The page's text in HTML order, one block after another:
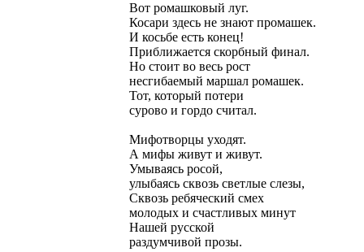
Вот ромашковый луг.
Косари здесь не знают промашек.
И косьбе есть конец!
Приближается скорбный финал.
Но стоит во весь рост
несгибаемый маршал ромашек.
Тот, который потери
сурово и гордо считал.
Мифотворцы уходят.
А мифы живут и живут.
Умываясь росой,
улыбаясь сквозь светлые слезы,
Сквозь ребяческий смех
молодых и счастливых минут
Нашей русской
раздумчивой прозы.